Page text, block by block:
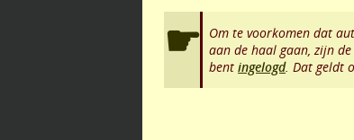
Om te voorkomen dat
aan de haal gaan, zijn
bent ingelogd. Dat geldt